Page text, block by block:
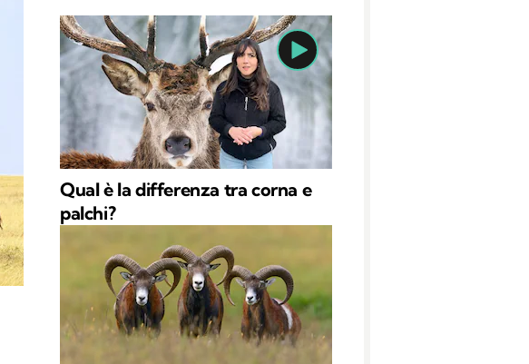
Qual è la differenza tra corna e
palchi?